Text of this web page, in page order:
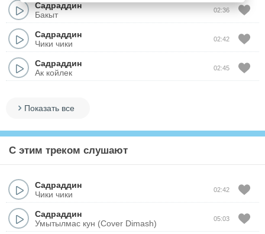
Садраддин
Бакыт
02:36
Садраддин
Чики чики
02:42
Садраддин
Ак койлек
02:45
Показать все
С этим треком слушают
Садраддин
Чики чики
02:42
Садраддин
Умытылмас кун (Cover Dimash)
05:03